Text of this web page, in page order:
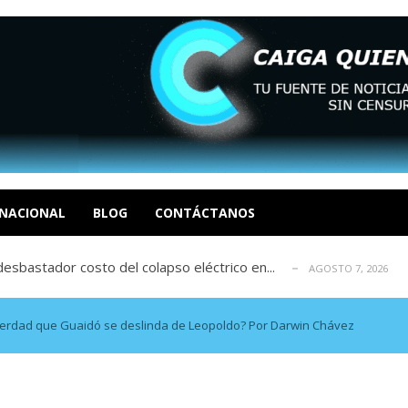
BLOG CONTÁCTANOS
apagones y promesas incumplidas... AGOSTO 6, 2026
de derechos humanos en el Minister... AGOSTO 6, 2026
un mercado impulsado por el auge de...
costo del colapso eléctrico en...
Por Dayana Cristina Duzoglou L. AGOSTO 6, 2026
apagones y promesas incumplidas... AGOSTO 6, 2026
de derechos humanos en el Minister... AGOSTO 6, 2026
un mercado impulsado por el auge de... AGOSTO 6, 2026
verdad que Guaidó se deslinda de Leopoldo? Por Darwin Chávez